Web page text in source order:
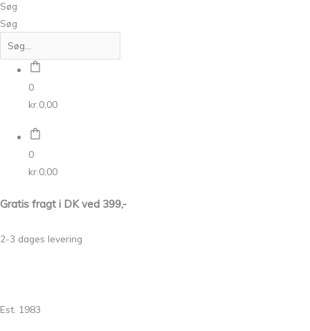
Søg
Søg
0
kr. 0,00
0
kr. 0,00
Gratis fragt i DK ved 399,-
2-3 dages levering
Est. 1983